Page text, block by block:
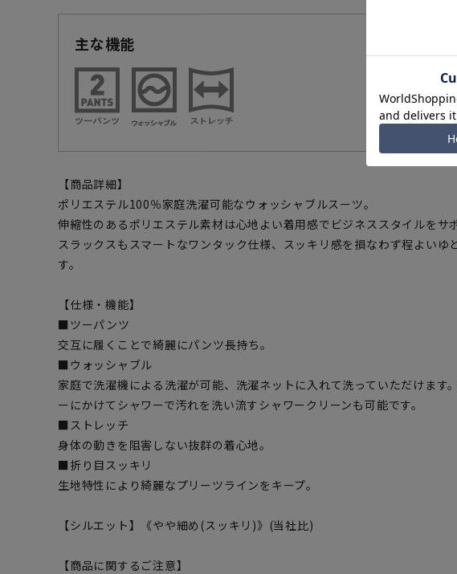
主な機能
【商品詳細】
ポリエステル100％家庭洗濯可能なウォッシャブルスーツ。
伸縮性のあるポリエステル素材は心地よい着用感でビジネススタイルをサ
スラックスもスマートなワンタック仕様、スッキリ感を損なわず程よいゆ
す。
【仕様・機能】
■ツーパンツ
交互に履くことで綺麗にパンツ長持ち。
■ウォッシャブル
家庭で洗濯機による洗濯が可能、洗濯ネットに入れて洗っていただけます
ーにかけてシャワーで汚れを洗い流すシャワークリーンも可能です。
■ストレッチ
身体の動きを阻害しない抜群の着心地。
■折り目スッキリ
生地特性により綺麗なプリーツラインをキープ。
【シルエット】《やや細め(スッキリ)》(当社比)
【商品に関するご注意】